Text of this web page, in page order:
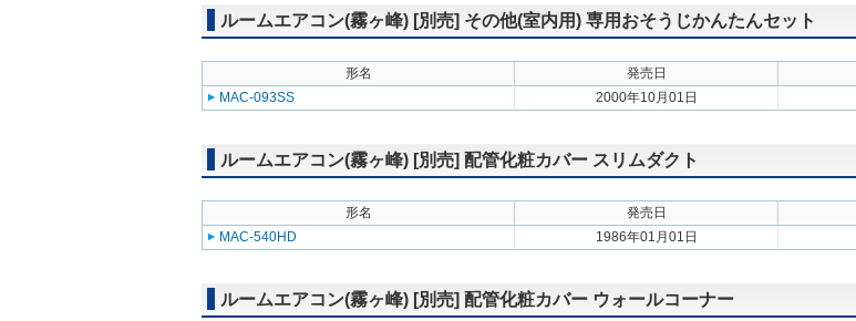
ルームエアコン(霧ヶ峰) [別売] その他(室内用) 専用おそうじかんたんセット
形名 発売日
MAC-093SS
2000年10月01日
ルームエアコン(霧ヶ峰) [別売] 配管化粧カバー スリムダクト
形名 発売日
MAC-540HD
1986年01月01日
ルームエアコン(霧ヶ峰) [別売] 配管化粧カバー ウォールコーナー